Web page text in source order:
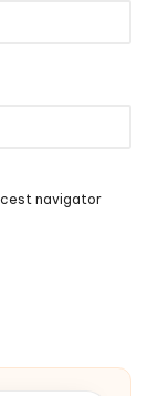
navigator